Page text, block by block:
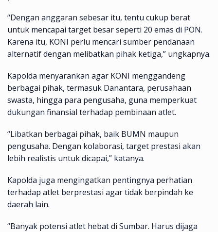
“Dengan anggaran sebesar itu, tentu cukup berat
untuk mencapai target besar seperti 20 emas di PON.
Karena itu, KONI perlu mencari sumber pendanaan
alternatif dengan melibatkan pihak ketiga,” ungkapnya.
Kapolda menyarankan agar KONI menggandeng
berbagai pihak, termasuk Danantara, perusahaan
swasta, hingga para pengusaha, guna memperkuat
dukungan finansial terhadap pembinaan atlet.
“Libatkan berbagai pihak, baik BUMN maupun
pengusaha. Dengan kolaborasi, target prestasi akan
lebih realistis untuk dicapai,” katanya.
Kapolda juga mengingatkan pentingnya perhatian
terhadap atlet berprestasi agar tidak berpindah ke
daerah lain.
“Banyak potensi atlet hebat di Sumbar. Harus dijaga